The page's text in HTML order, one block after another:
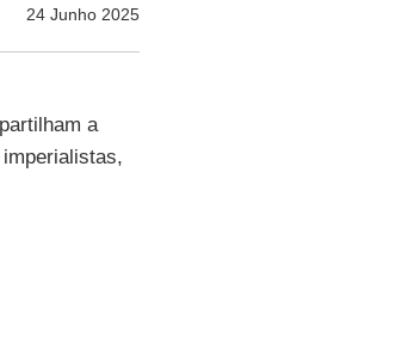
24 Junho 2025
a